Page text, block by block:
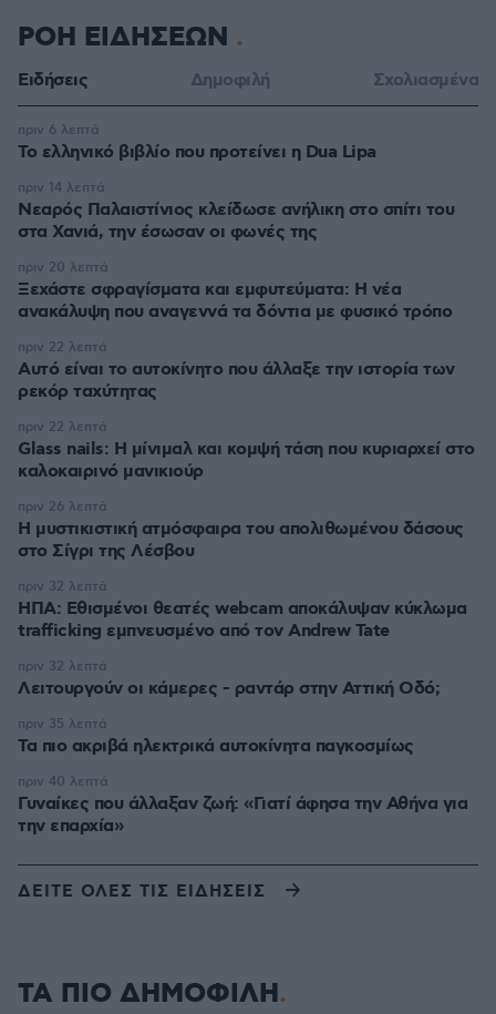
ΡΟΗ ΕΙΔΗΣΕΩΝ
Ειδήσεις Δημοφιλή Σχολιασμένα
Το ελληνικό βιβλίο που προτείνει η Dua Lipa
πριν 6 λεπτά
Νεαρός Παλαιστίνιος κλείδωσε ανήλικη στο σπίτι του
στα Χανιά, την έσωσαν οι φωνές της
πριν 14 λεπτά
Ξεχάστε σφραγίσματα και εμφυτεύματα: Η νέα
ανακάλυψη που αναγεννά τα δόντια με φυσικό τρόπο
πριν 20 λεπτά
Αυτό είναι το αυτοκίνητο που άλλαξε την ιστορία των
ρεκόρ ταχύτητας
πριν 22 λεπτά
Glass nails: Η μίνιμαλ και κομψή τάση που κυριαρχεί στο
καλοκαιρινό μανικιούρ
πριν 22 λεπτά
Η μυστικιστική ατμόσφαιρα του απολιθωμένου δάσους
στο Σίγρι της Λέσβου
πριν 26 λεπτά
ΗΠΑ: Εθισμένοι θεατές webcam αποκάλυψαν κύκλωμα
trafficking εμπνευσμένο από τον Andrew Tate
πριν 32 λεπτά
Λειτουργούν οι κάμερες - ραντάρ στην Αττική Οδό;
πριν 32 λεπτά
Τα πιο ακριβά ηλεκτρικά αυτοκίνητα παγκοσμίως
πριν 35 λεπτά
Γυναίκες που άλλαξαν ζωή: «Γιατί άφησα την Αθήνα για
την επαρχία»
πριν 40 λεπτά
ΔΕΙΤΕ ΟΛΕΣ ΤΙΣ ΕΙΔΗΣΕΙΣ
ΤΑ ΠΙΟ ΔΗΜΟΦΙΛΗ